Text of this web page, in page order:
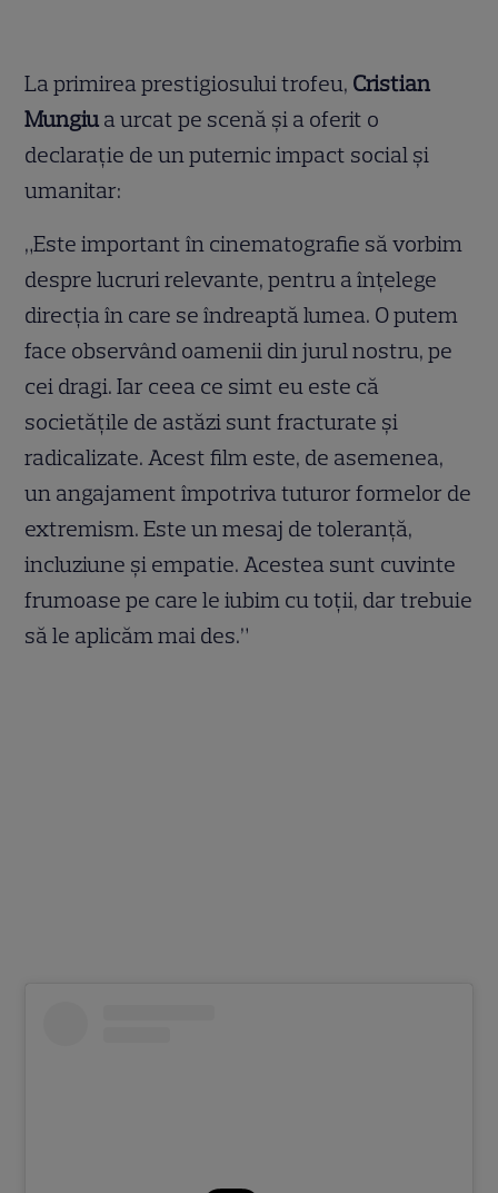
La primirea prestigiosului trofeu, Cristian
Mungiu a urcat pe scenă și a oferit o
declarație de un puternic impact social și
umanitar:
„Este important în cinematografie să vorbim
despre lucruri relevante, pentru a înțelege
direcția în care se îndreaptă lumea. O putem
face observând oamenii din jurul nostru, pe
cei dragi. Iar ceea ce simt eu este că
societățile de astăzi sunt fracturate și
radicalizate. Acest film este, de asemenea,
un angajament împotriva tuturor formelor de
extremism. Este un mesaj de toleranță,
incluziune și empatie. Acestea sunt cuvinte
frumoase pe care le iubim cu toții, dar trebuie
să le aplicăm mai des.”